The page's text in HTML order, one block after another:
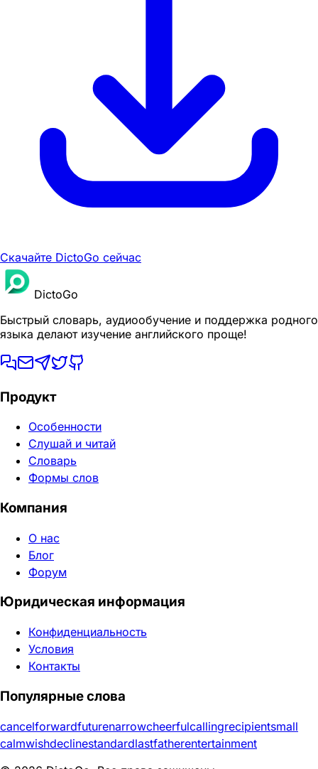
Скачайте DictoGo сейчас
DictoGo
Быстрый словарь, аудиообучение и поддержка родного
языка делают изучение английского проще!
Продукт
Особенности
Слушай и читай
Словарь
Формы слов
Компания
О нас
Блог
Форум
Юридическая информация
Конфиденциальность
Условия
Контакты
Популярные слова
cancelforwardfuturenarrowcheerfulcallingrecipientsmall
calmwishdeclinestandardlastfatherentertainment